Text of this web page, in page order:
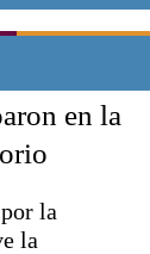
en la
la
la